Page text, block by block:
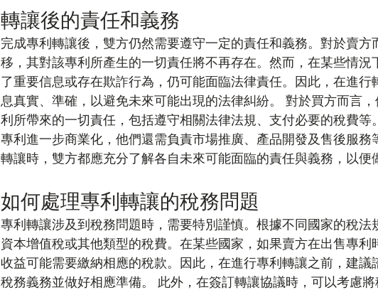
轉讓後的責任和義務
完成專利轉讓後，雙方仍然需要遵守一定的責任和義務。對於賣方
移，其對該專利所產生的一切責任將不再存在。然而，在某些情況
了重要信息或存在欺詐行為，仍可能面臨法律責任。因此，在進行
息真實、準確，以避免未來可能出現的法律糾紛。 對於買方而言
利所帶來的一切責任，包括遵守相關法律法規、支付必要的稅費等
專利進一步商業化，他們還需負責市場推廣、產品開發及售後服務
轉讓時，雙方都應充分了解各自未來可能面臨的責任與義務，以便
如何處理專利轉讓的稅務問題
專利轉讓涉及到稅務問題時，需要特別謹慎。根據不同國家的稅法
資本增值稅或其他類型的稅費。在某些國家，如果賣方在出售專利
收益可能需要繳納相應的稅款。因此，在進行專利轉讓之前，建議
稅務義務並做好相應準備。 此外，在簽訂轉讓協議時，可以考慮將